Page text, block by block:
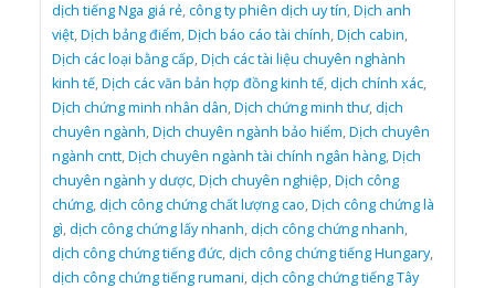
dịch tiếng Nga giá rẻ,công ty phiên dịch uy tín,Dịch anh
việt,Dịch bảng điểm,Dịch báo cáo tài chính,Dịch cabin,
Dịch các loại bằng cấp,Dịch các tài liệu chuyên nghành
kinh tế,Dịch các văn bản hợp đồng kinh tế,dịch chính xác,
Dịch chứng minh nhân dân,Dịch chứng minh thư,dịch
chuyên ngành,Dịch chuyên ngành bảo hiểm,Dịch chuyên
ngành cntt,Dịch chuyên ngành tài chính ngân hàng,Dịch
chuyên ngành y dược,Dịch chuyên nghiệp,Dịch công
chứng,dịch công chứng chất lượng cao,Dịch công chứng là
gì,dịch công chứng lấy nhanh,dịch công chứng nhanh,
dịch công chứng tiếng đức,dịch công chứng tiếng Hungary,
dịch công chứng tiếng rumani,dịch công chứng tiếng Tây